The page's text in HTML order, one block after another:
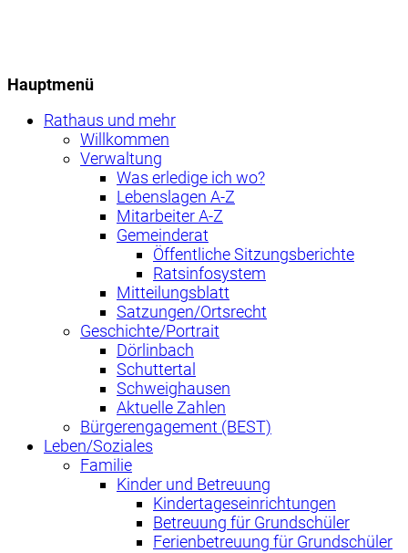
Hauptmenü
Rathaus und mehr
Willkommen
Verwaltung
Was erledige ich wo?
Lebenslagen A-Z
Mitarbeiter A-Z
Gemeinderat
Öffentliche Sitzungsberichte
Ratsinfosystem
Mitteilungsblatt
Satzungen/Ortsrecht
Geschichte/Portrait
Dörlinbach
Schuttertal
Schweighausen
Aktuelle Zahlen
Bürgerengagement (BEST)
Leben/Soziales
Familie
Kinder und Betreuung
Kindertageseinrichtungen
Betreuung für Grundschüler
Ferienbetreuung für Grundschüler